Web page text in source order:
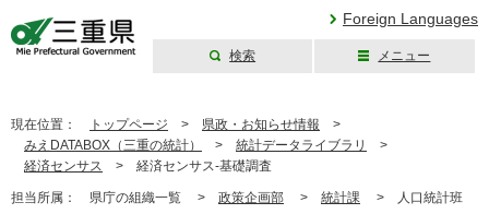
Foreign Languages
検索 メニュー
現在位置： トップページ > 県政・お知らせ情報 >
みえDATABOX（三重の統計）
> 統計データライブラリ
>
経済センサス > 経済センサス-基礎調査
担当所属： 県庁の組織一覧 > 政策企画部 > 統計課 > 人口統計班